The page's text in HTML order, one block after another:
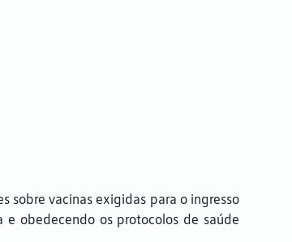
sobre vacinas exigidas para o ingresso
obedecendo os protocolos de saúde